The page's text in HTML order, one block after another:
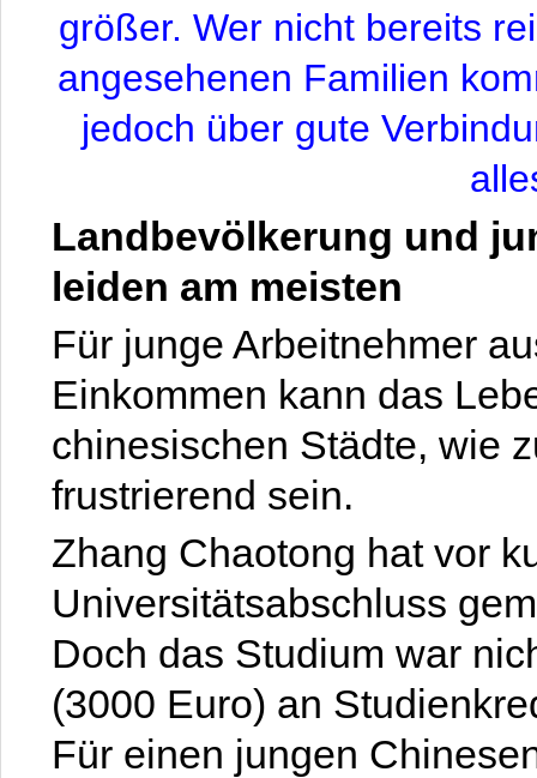
größer. Wer nicht bereits
angesehenen Familien
jedoch über gute
Landbevölkerung und
leiden am meisten
Für junge Arbeitnehmer
Einkommen kann das
chinesischen Städte, wie
frustrierend sein.
Zhang Chaotong hat vor
Universitätsabschluss
Doch das Studium war
(3000 Euro) an
Für einen jungen